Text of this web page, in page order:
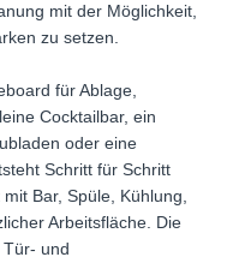
mit der Möglichkeit,
zu setzen.
für Ablage,
Cocktailbar, ein
oder eine
Schritt für Schritt
Bar, Spüle, Kühlung,
Arbeitsfläche. Die
und